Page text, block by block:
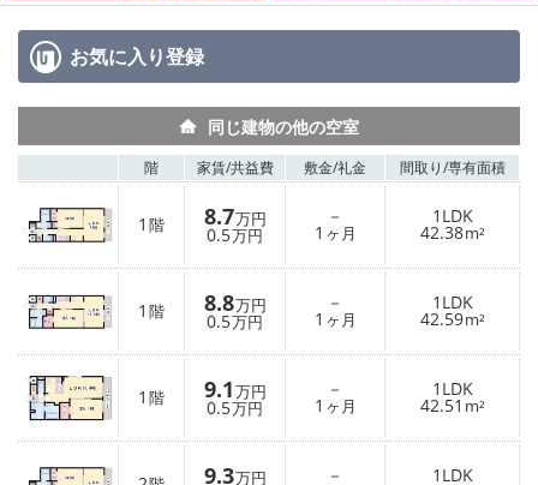
お気に入り登録
同じ建物の他の空室
階 家賃/共益費 敷金/礼金 間取り/専有面積
1 階 8.7万円
0.5万円
－
1 ヶ月
1LDK
42.38m²
1 階 8.8万円
0.5万円
－
1 ヶ月
1LDK
42.59m²
1 階 9.1万円
0.5万円
－
1 ヶ月
1LDK
42.51 m²
9.3万円 － 1LDK